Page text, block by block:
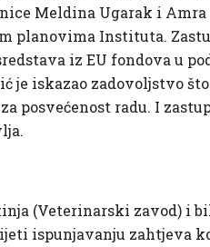
Meldina Ugarak i Amra
planovima Instituta.
iz EU fondova u
iskazao zadovoljstvo što
posvećenost radu. I
(Veterinarski zavod) i
ispunjavanju zahtjeva